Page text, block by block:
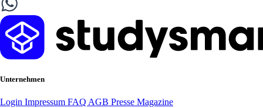
Unternehmen
Login Impressum FAQ AGB Presse Magazine